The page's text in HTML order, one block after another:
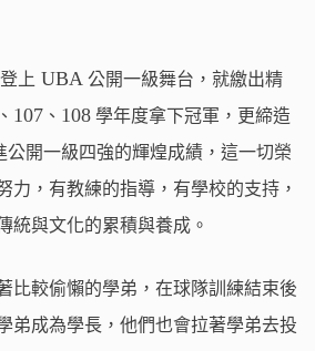
上 UBA 公開一級舞台，就繳出精
、 107 、 108 學年度拿下冠軍，更締造
公開一級四強的輝煌成績，這一切榮
力，有教練的指導，有學校的支持，
統與文化的累積與養成。
比較偷懶的學弟，在球隊訓練結束後
弟成為學長，他們也會拉著學弟去投